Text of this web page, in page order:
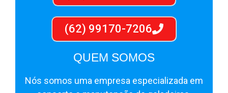
(62) 99170-7206
QUEM SOMOS
Nós somos uma empresa especializada em